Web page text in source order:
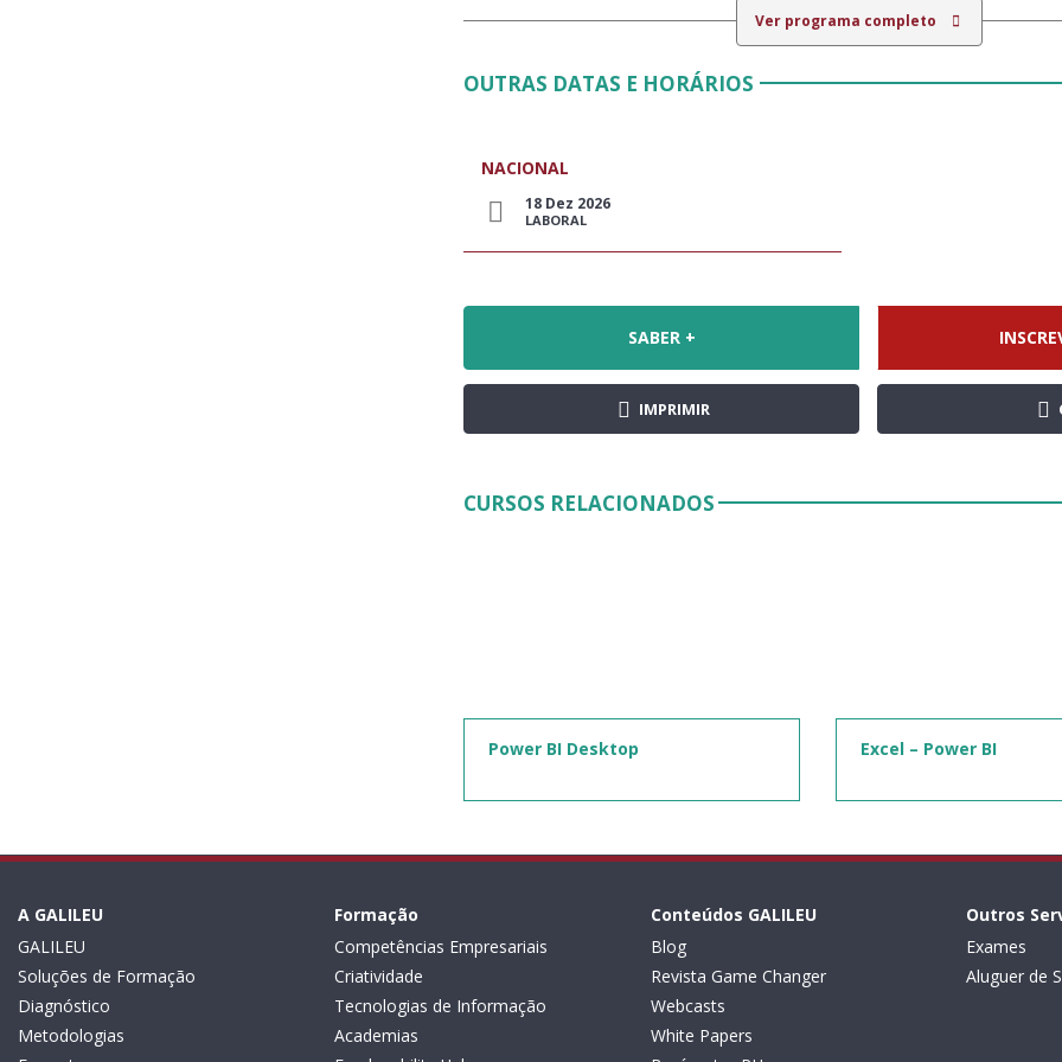
Ver programa completo
OUTRAS DATAS E HORÁRIOS
NACIONAL
18 Dez 2026
LABORAL
SABER +
IMPRIMIR
CURSOS RELACIONADOS
Power BI Desktop Excel – Power BI
A GALILEU
GALILEU
Soluções de Formação
Diagnóstico
Metodologias
Formação
Competências Empresariais
Criatividade
Tecnologias de Informação
Academias
Conteúdos GALILEU
Blog
Revista Game Changer
Webcasts
White Papers
Outros
Exames
Aluguer de